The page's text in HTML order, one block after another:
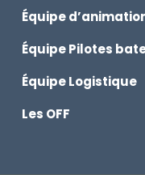
Équipe
Équipe Pilotes
Équipe Logistique
Les OFF